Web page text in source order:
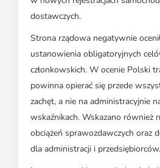
dostawczych.
Strona rządowa negatywnie
ustanowienia obligatoryjnych
członkowskich. W ocenie Polski
powinna opierać się przede
zachęt, a nie na administracyjnie
wskaźnikach. Wskazano również
obciążeń sprawozdawczych oraz
dla administracji i przedsiębiorców.